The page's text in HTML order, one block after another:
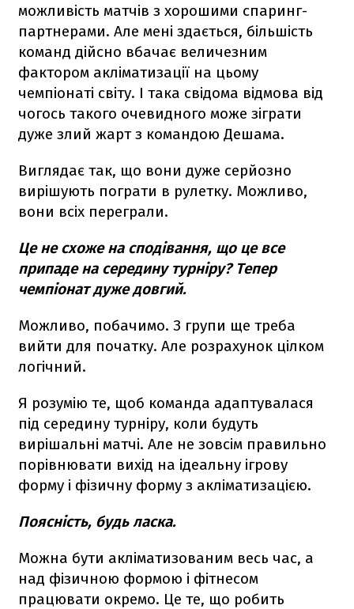
можливість матчів з хорошими спаринг-
партнерами. Але мені здається, більшість
команд дійсно вбачає величезним
фактором акліматизації на цьому
чемпіонаті світу. І така свідома відмова від
чогось такого очевидного може зіграти
дуже злий жарт з командою Дешама.
Виглядає так, що вони дуже серйозно
вирішують пограти в рулетку. Можливо,
вони всіх переграли.
Це не схоже на сподівання, що це все
припаде на середину турніру? Тепер
чемпіонат дуже довгий.
Можливо, побачимо. З групи ще треба
вийти для початку. Але розрахунок цілком
логічний.
Я розумію те, щоб команда адаптувалася
під середину турніру, коли будуть
вирішальні матчі. Але не зовсім правильно
порівнювати вихід на ідеальну ігрову
форму і фізичну форму з акліматизацією.
Поясність, будь ласка.
Можна бути акліматизованим весь час, а
над фізичною формою і фітнесом
працювати окремо. Це те, що робить